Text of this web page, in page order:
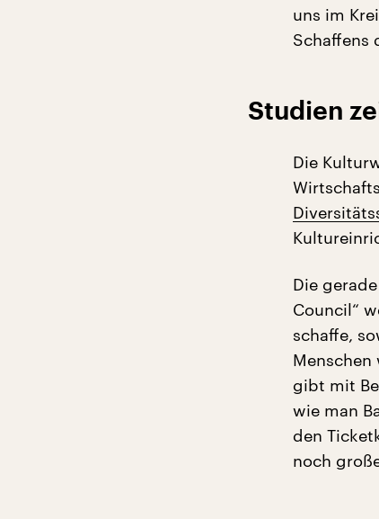
uns im
Schaffens
Studien
Die
Die
Council“
schaffe,
gibt mit
wie man
den
noch